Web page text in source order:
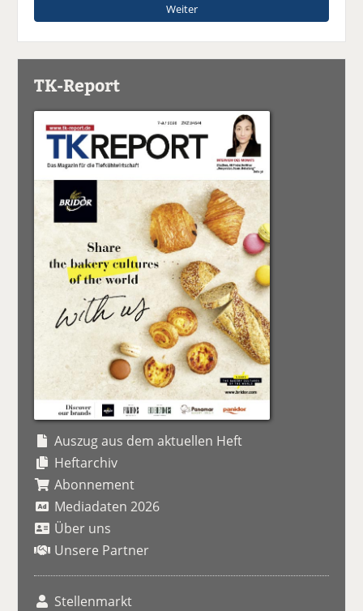
Weiter
TK-Report
Auszug aus dem aktuellen Heft
Heftarchiv
Abonnement
Mediadaten 2026
Über uns
Unsere Partner
Stellenmarkt